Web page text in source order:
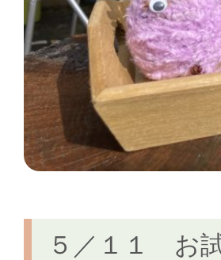
５／１１ お